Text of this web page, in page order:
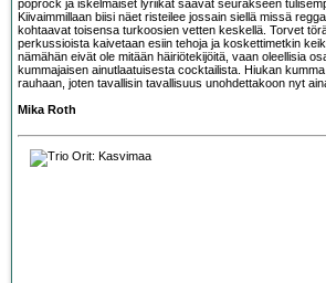
poprock ja iskelmäiset lyriikat saavat seurakseen
Kiivaimmillaan biisi näet risteilee jossain siellä missä
kohtaavat toisensa turkoosien vetten keskellä. Torvet
perkussioista kaivetaan esiin tehoja ja koskettimetkin
nämähän eivät ole mitään häiriötekijöitä, vaan oleellisia
kummajaisen ainutlaatuisesta cocktailista. Hiukan
rauhaan, joten tavallisin tavallisuus unohdettakoon nyt
Mika Roth